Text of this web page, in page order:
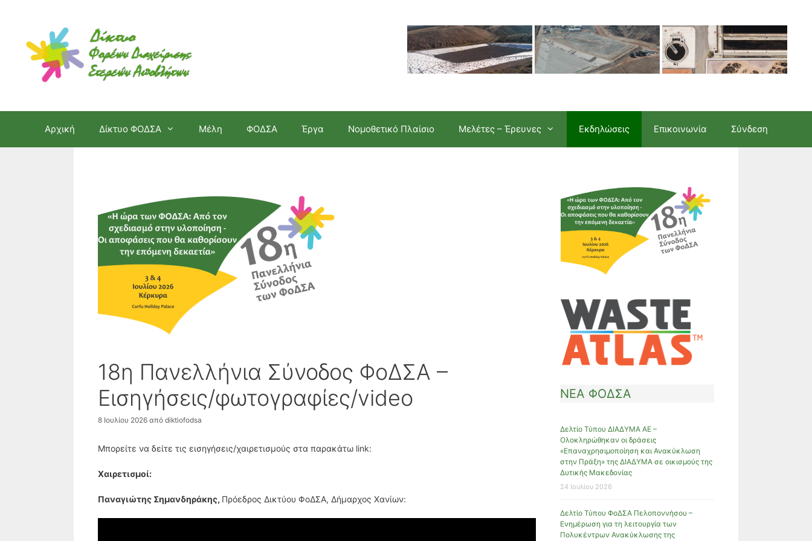
περιεχόμενο
Αρχική Δίκτυο ΦΟΔΣΑ Μέλη ΦΟΔΣΑ Έργα Νομοθετικό Πλαίσιο Μελέτες – Έρευνες Εκδηλώσεις Επικοινωνία Σύνδεση
18η Πανελλήνια Σύνοδος ΦοΔΣΑ –
Εισηγήσεις/φωτογραφίες/video
8 Ιουλίου 2026 από diktiofodsa
Μπορείτε να δείτε τις εισηγήσεις/χαιρετισμούς στα παρακάτω link:
Χαιρετισμοί:
Παναγιώτης Σημανδηράκης, Πρόεδρος Δικτύου ΦοΔΣΑ, Δήμαρχος Χανίων:
ΝΕΑ ΦΟΔΣΑ
Δελτίο Τύπου ΔΙΑΔΥΜΑ ΑΕ –
Ολοκληρώθηκαν οι δράσεις
«Επαναχρησιμοποίηση και Ανακύκλωση
στην Πράξη» της ΔΙΑΔΥΜΑ σε οικισμούς της
Δυτικής Μακεδονίας
24 Ιουλίου 2026
Δελτίο Τύπου ΦοΔΣΑ Πελοποννήσου –
Ενημέρωση για τη λειτουργία των
Πολυκέντρων Ανακύκλωσης της